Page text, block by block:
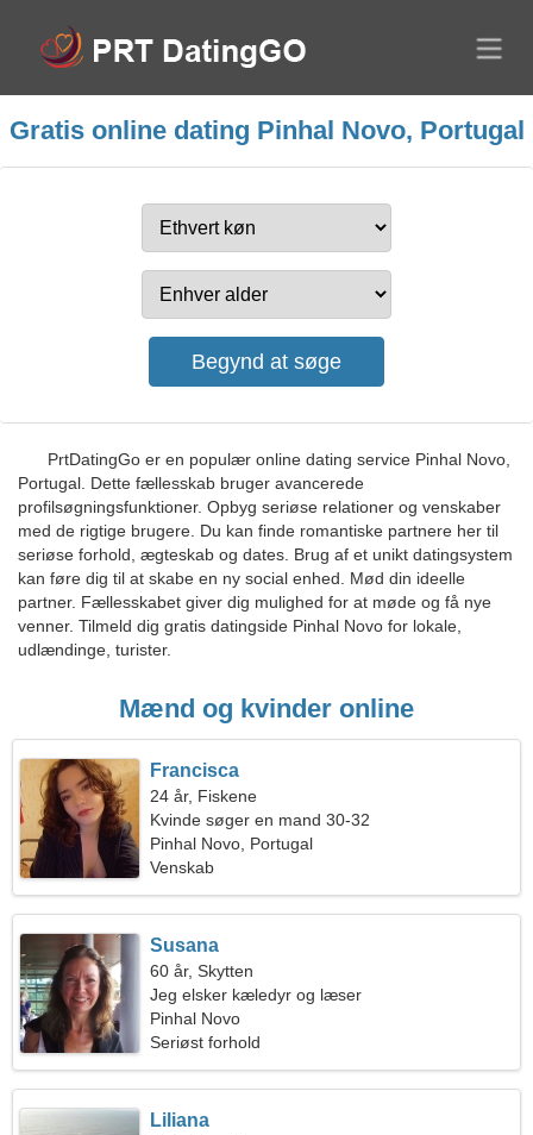
Gratis online dating Pinhal Novo, Portugal
PrtDatingGo er en populær online dating service Pinhal Novo,
Portugal. Dette fællesskab bruger avancerede
profilsøgningsfunktioner. Opbyg seriøse relationer og venskaber
med de rigtige brugere. Du kan finde romantiske partnere her til
seriøse forhold, ægteskab og dates. Brug af et unikt datingsystem
kan føre dig til at skabe en ny social enhed. Mød din ideelle
partner. Fællesskabet giver dig mulighed for at møde og få nye
venner. Tilmeld dig gratis datingside Pinhal Novo for lokale,
udlændinge, turister.
Mænd og kvinder online
Francisca
24 år, Fiskene
Kvinde søger en mand 30-32
Pinhal Novo, Portugal
Venskab
Susana
60 år, Skytten
Jeg elsker kæledyr og læser
Pinhal Novo
Seriøst forhold
Liliana